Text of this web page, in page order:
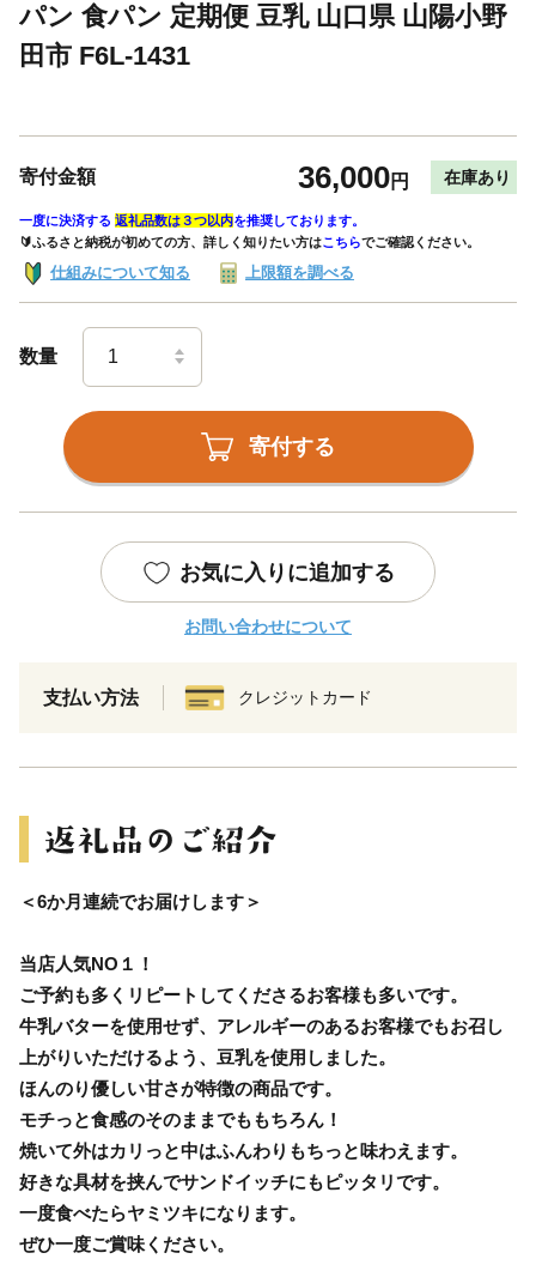
パン 食パン 定期便 豆乳 山口県 山陽小野
田市 F6L-1431
寄付金額 36,000円 在庫あり
一度に決済する 返礼品数は３つ以内を推奨しております。
🔰ふるさと納税が初めての方、詳しく知りたい方はこちらでご確認ください。
仕組みについて知る 上限額を調べる
数量
寄付する
お気に入りに追加する
お問い合わせについて
支払い方法 クレジットカード
＜6か月連続でお届けします＞
当店人気NO１！
ご予約も多くリピートしてくださるお客様も多いです。
牛乳バターを使用せず、アレルギーのあるお客様でもお召し
上がりいただけるよう、豆乳を使用しました。
ほんのり優しい甘さが特徴の商品です。
モチっと食感のそのままでももちろん！
焼いて外はカリっと中はふんわりもちっと味わえます。
好きな具材を挟んでサンドイッチにもピッタリです。
一度食べたらヤミツキになります。
ぜひ一度ご賞味ください。